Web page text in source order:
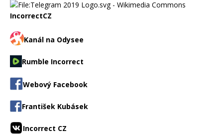
IncorrectCZ
Kanál na Odysee
Rumble Incorrect
Webový Facebook
František Kubásek
Incorrect CZ